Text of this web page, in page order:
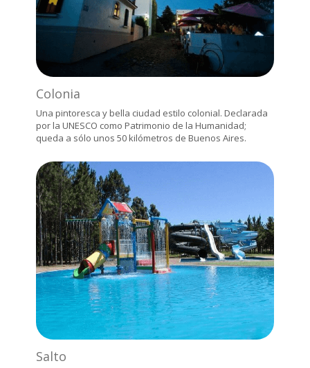
Colonia
Una pintoresca y bella ciudad estilo colonial. Declarada
por la UNESCO como Patrimonio de la Humanidad;
queda a sólo unos 50 kilómetros de Buenos Aires.
Salto